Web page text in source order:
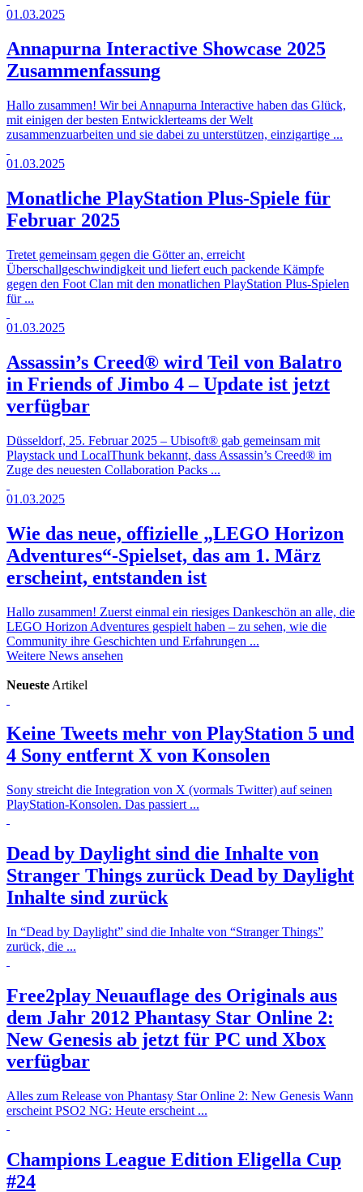
01.03.2025
Annapurna Interactive Showcase 2025
Zusammenfassung
Hallo zusammen! Wir bei Annapurna Interactive haben das Glück,
mit einigen der besten Entwicklerteams der Welt
zusammenzuarbeiten und sie dabei zu unterstützen, einzigartige ...
01.03.2025
Monatliche PlayStation Plus-Spiele für
Februar 2025
Tretet gemeinsam gegen die Götter an, erreicht
Überschallgeschwindigkeit und liefert euch packende Kämpfe
gegen den Foot Clan mit den monatlichen PlayStation Plus-Spielen
für ...
01.03.2025
Assassin’s Creed® wird Teil von Balatro
in Friends of Jimbo 4 – Update ist jetzt
verfügbar
Düsseldorf, 25. Februar 2025 – Ubisoft® gab gemeinsam mit
Playstack und LocalThunk bekannt, dass Assassin’s Creed® im
Zuge des neuesten Collaboration Packs ...
01.03.2025
Wie das neue, offizielle „LEGO Horizon
Adventures“-Spielset, das am 1. März
erscheint, entstanden ist
Hallo zusammen! Zuerst einmal ein riesiges Dankeschön an alle, die
LEGO Horizon Adventures gespielt haben – zu sehen, wie die
Community ihre Geschichten und Erfahrungen ...
Weitere News ansehen
Neueste Artikel
Keine Tweets mehr von PlayStation 5 und
4 Sony entfernt X von Konsolen
Sony streicht die Integration von X (vormals Twitter) auf seinen
PlayStation-Konsolen. Das passiert ...
Dead by Daylight sind die Inhalte von
Stranger Things zurückDead by Daylight
Inhalte sind zurück
In “Dead by Daylight” sind die Inhalte von “Stranger Things”
zurück, die ...
Free2play Neuauflage des Originals aus
dem Jahr 2012 Phantasy Star Online 2:
New Genesis ab jetzt für PC und Xbox
verfügbar
Alles zum Release von Phantasy Star Online 2: New Genesis Wann
erscheint PSO2 NG: Heute erscheint ...
Champions League Edition Eligella Cup
#24